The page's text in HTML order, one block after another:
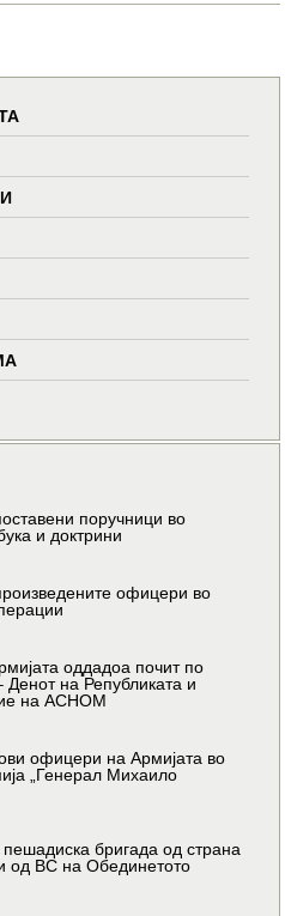
поручници во
и доктрини
офицери во
оддадоа почит по
Денот на Републиката и
на АСНОМ
офицери на Армијата во
„Генерал Михаило
бригада од страна
од ВС на Обединетото